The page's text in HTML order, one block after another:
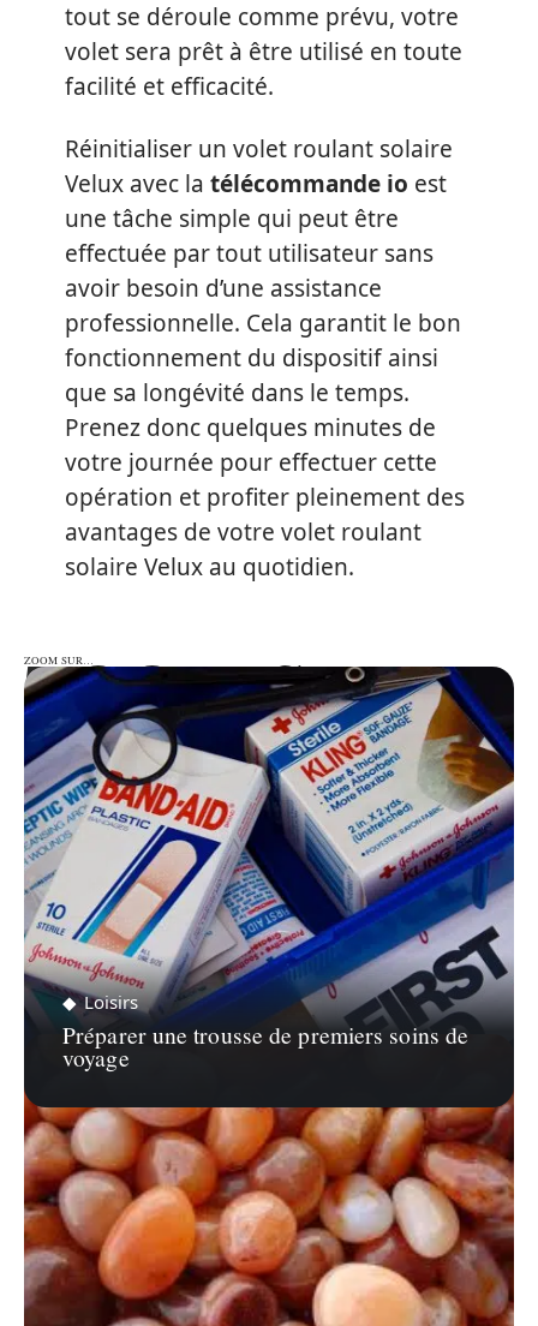
tout se déroule comme prévu, votre
volet sera prêt à être utilisé en toute
facilité et efficacité.
Réinitialiser un volet roulant solaire
Velux avec la télécommande io est
une tâche simple qui peut être
effectuée par tout utilisateur sans
avoir besoin d’une assistance
professionnelle. Cela garantit le bon
fonctionnement du dispositif ainsi
que sa longévité dans le temps.
Prenez donc quelques minutes de
votre journée pour effectuer cette
opération et profiter pleinement des
avantages de votre volet roulant
solaire Velux au quotidien.
ZOOM SUR…
ZOOM SUR…
Loisirs
Préparer une trousse de premiers soins de
voyage